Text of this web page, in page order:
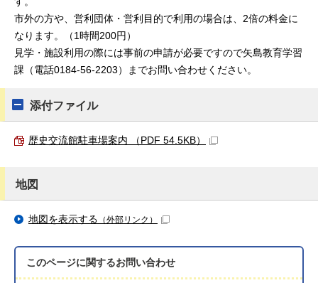
市外の方や、営利団体・営利目的で利用の場合は、2倍の料金に
なります。（1時間200円）
見学・施設利用の際には事前の申請が必要ですので矢島教育学習
課（電話0184-56-2203）までお問い合わせください。
添付ファイル
歴史交流館駐車場案内 （PDF 54.5KB）
地図
地図を表示する （外部リンク）
このページに関するお問い合わせ